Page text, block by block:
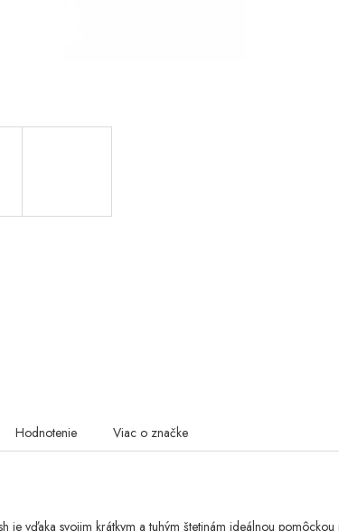
Hodnotenie Viac o značke
je vďaka svojim krátkym a tuhým štetinám ideálnou